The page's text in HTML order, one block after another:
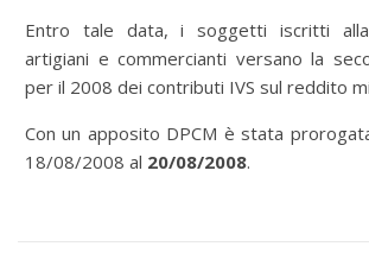
Entro tale data, i soggetti iscritti alla gestione INPS
artigiani e commercianti versano la
per il 2008 dei contributi IVS sul reddito
Con un apposito DPCM è stata
18/08/2008 al 20/08/2008.